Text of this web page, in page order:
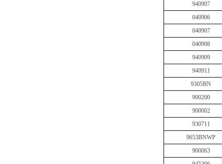
940907
040906
040907
040908
940909
940911
9305BN
900200
900002
930711
9653BNWP
900063